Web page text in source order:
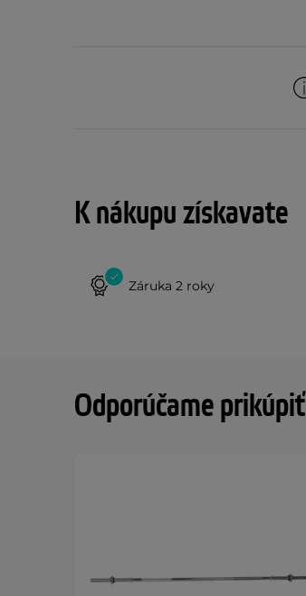
K nákupu získavate
Záruka 2 roky
Odporúčame prikúpiť